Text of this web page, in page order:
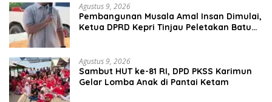
Agustus 9, 2026
Pembangunan Musala Amal Insan Dimulai,
Ketua DPRD Kepri Tinjau Peletakan Batu
Agustus 9, 2026
Sambut HUT ke-81 RI, DPD PKSS Karimun
Gelar Lomba Anak di Pantai Ketam